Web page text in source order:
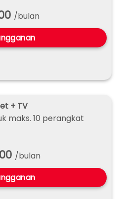
/bulan
+ TV
maks. 10 perangkat
/bulan